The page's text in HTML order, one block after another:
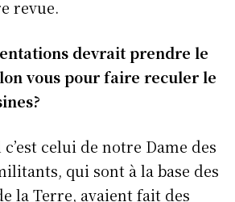
revue.
devrait prendre le
vous pour faire reculer le
c’est celui de notre Dame des
qui sont à la base des
la Terre, avaient fait des